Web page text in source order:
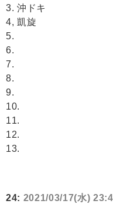
3. 沖ドキ
4, 凱旋
5.
6.
7.
8.
9.
10.
11.
12.
13.
24: 2021/03/17(水)